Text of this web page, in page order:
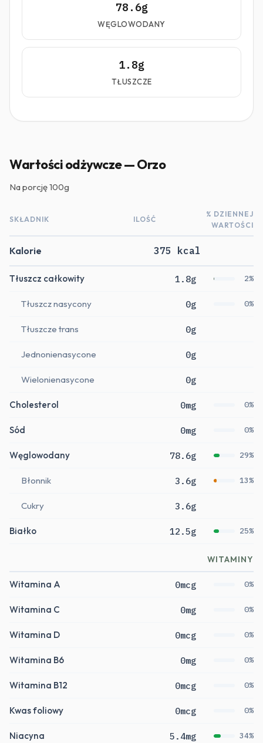
78.6g
WĘGLOWODANY
1.8g
TŁUSZCZE
Wartości odżywcze — Orzo
Na porcję100g
SKŁADNIK ILOŚĆ
% DZIENNEJ
WARTOŚCI
Kalorie 375 kcal
Tłuszcz całkowity 1.8g 2%
Tłuszcz nasycony 0g 0%
Tłuszcze trans 0g
Jednonienasycone 0g
Wielonienasycone 0g
Cholesterol 0mg 0%
Sód 0mg 0%
Węglowodany 78.6g 29%
Błonnik 3.6g 13%
Cukry 3.6g
Białko 12.5g 25%
WITAMINY
Witamina A 0mcg 0%
Witamina C 0mg 0%
Witamina D 0mcg 0%
Witamina B6 0mg 0%
Witamina B12 0mcg 0%
Kwas foliowy 0mcg 0%
Niacyna 5.4mg 34%